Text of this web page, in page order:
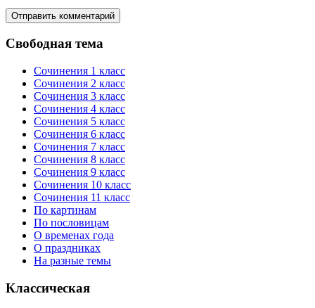
Свободная тема
Сочинения 1 класс
Сочинения 2 класс
Сочинения 3 класс
Сочинения 4 класс
Сочинения 5 класс
Сочинения 6 класс
Сочинения 7 класс
Сочинения 8 класс
Сочинения 9 класс
Сочинения 10 класс
Сочинения 11 класс
По картинам
По пословицам
О временах года
О праздниках
На разные темы
Классическая